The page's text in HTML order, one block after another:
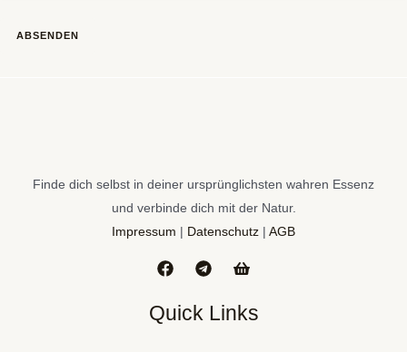
ABSENDEN
Finde dich selbst in deiner ursprünglichsten wahren Essenz
und verbinde dich mit der Natur.
Impressum | Datenschutz | AGB
Quick Links